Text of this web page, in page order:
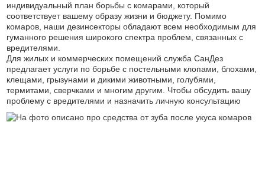
индивидуальный план борьбы с комарами, который
соответствует вашему образу жизни и бюджету. Помимо
комаров, наши дезинсекторы обладают всем необходимым для
гуманного решения широкого спектра проблем, связанных с
вредителями.
Для жилых и коммерческих помещений служба СанДез
предлагает услуги по борьбе с постельными клопами, блохами,
клещами, грызунами и дикими животными, голубями,
термитами, сверчками и многим другим. Чтобы обсудить вашу
проблему с вредителями и назначить личную консультацию